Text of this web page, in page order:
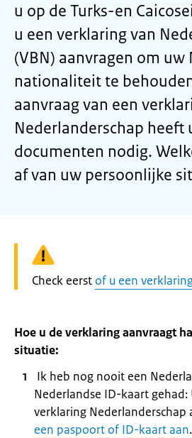
u op de Turks-en
u een verklaring van
(VBN) aanvragen om uw
nationaliteit te
aanvraag van een
Nederlanderschap heeft
documenten nodig.
af van uw persoonlijke
Waarschuwing:
Check eerst of u een
Hoe u de verklaring aanvraagt
situatie:
Ik heb nog nooit een
Nederlandse ID-kaart gehad:
verklaring Nederlanderschap
een paspoort of ID-kaart aan.